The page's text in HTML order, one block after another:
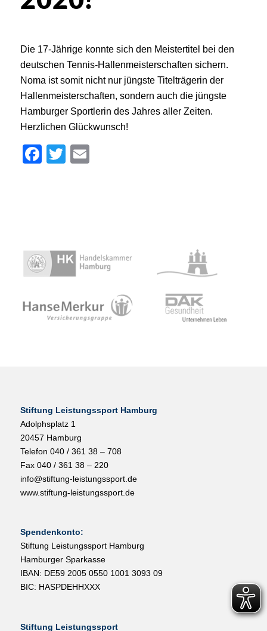
Die 17-Jährige konnte sich den Meistertitel bei den
deutschen Tennis-Hallenmeisterschaften sichern.
Noma ist somit nicht nur jüngste Titelträgerin der
Hallenmeisterschaften, sondern auch die jüngste
Hamburger Sportlerin des Jahres aller Zeiten.
Herzlichen Glückwunsch!
Facebook
Twitter
Stiftung Leistungssport Hamburg
Adolphsplatz 1
20457 Hamburg
Telefon 040 / 361 38 – 708
Fax 040 / 361 38 – 220
info@stiftung-leistungssport.de
www.stiftung-leistungssport.de
Spendenkonto:
Stiftung Leistungssport Hamburg
Hamburger Sparkasse
IBAN: DE59 2005 0550 1001 3093 09
BIC: HASPDEHHXXX
Stiftung Leistungssport